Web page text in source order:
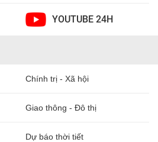
YOUTUBE 24H
Chính trị - Xã hội
Giao thông - Đô thị
Dự báo thời tiết